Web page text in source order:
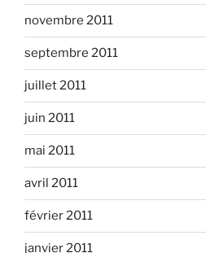
novembre 2011
septembre 2011
juillet 2011
juin 2011
mai 2011
avril 2011
février 2011
janvier 2011